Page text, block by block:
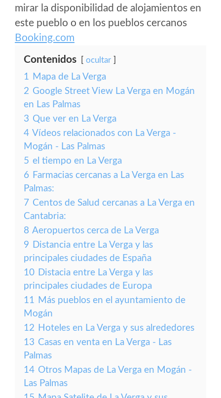
mirar la disponibilidad de alojamientos en
este pueblo o en los pueblos cercanos
Booking.com
Contenidos ocultar
1 Mapa de La Verga
2 Google Street View La Verga en Mogán
en Las Palmas
3 Que ver en La Verga
4 Vídeos relacionados con La Verga -
Mogán - Las Palmas
5 el tiempo en La Verga
6 Farmacias cercanas a La Verga en Las
Palmas:
7 Centos de Salud cercanas a La Verga en
Cantabria:
8 Aeropuertos cerca de La Verga
9 Distancia entre La Verga y las
principales ciudades de España
10 Distacia entre La Verga y las
principales ciudades de Europa
11 Más pueblos en el ayuntamiento de
Mogán
12 Hoteles en La Verga y sus alrededores
13 Casas en venta en La Verga - Las
Palmas
14 Otros Mapas de La Verga en Mogán -
Las Palmas